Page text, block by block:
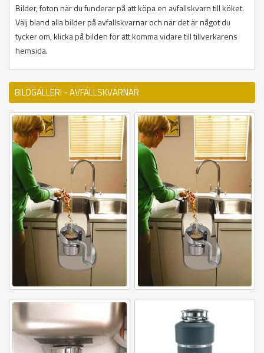
Bilder, foton när du funderar på att köpa en avfallskvarn till köket.
Välj bland alla bilder på avfallskvarnar och när det är något du
tycker om, klicka på bilden för att komma vidare till tillverkarens
hemsida.
BILDGALLERI - AVFALLSKVARNAR